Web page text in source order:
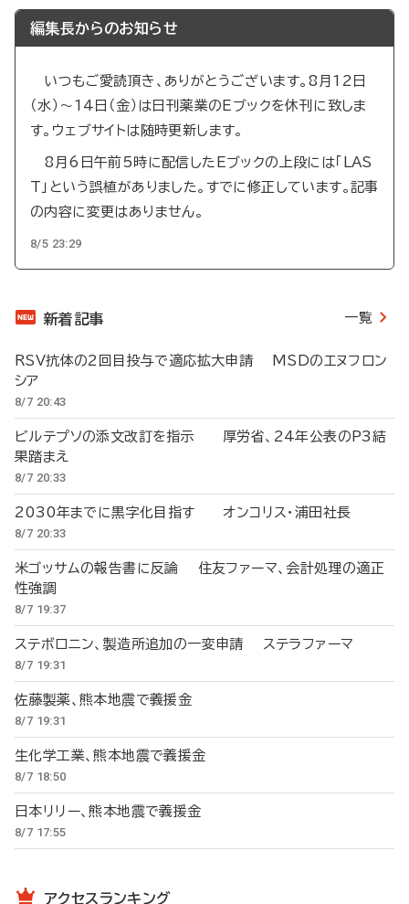
編集長からのお知らせ
いつもご愛読頂き、ありがとうございます。8月12日
（水）～14日（金）は日刊薬業のEブックを休刊に致しま
す。ウェブサイトは随時更新します。
8月6日午前5時に配信したEブックの上段には「LAS
T」という誤植がありました。すでに修正しています。記事
の内容に変更はありません。
8/5 23:29
新着記事 一覧
RSV抗体の2回目投与で適応拡大申請 MSDのエヌフロン
シア
8/7 20:43
ビルテプソの添文改訂を指示 厚労省、24年公表のP3結
果踏まえ
8/7 20:33
2030年までに黒字化目指す オンコリス・浦田社長
8/7 20:33
米ゴッサムの報告書に反論 住友ファーマ、会計処理の適正
性強調
8/7 19:37
ステボロニン、製造所追加の一変申請 ステラファーマ
8/7 19:31
佐藤製薬、熊本地震で義援金
8/7 19:31
生化学工業、熊本地震で義援金
8/7 18:50
日本リリー、熊本地震で義援金
8/7 17:55
アクセスランキング